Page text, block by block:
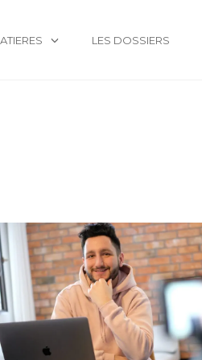
LES DOSSIERS